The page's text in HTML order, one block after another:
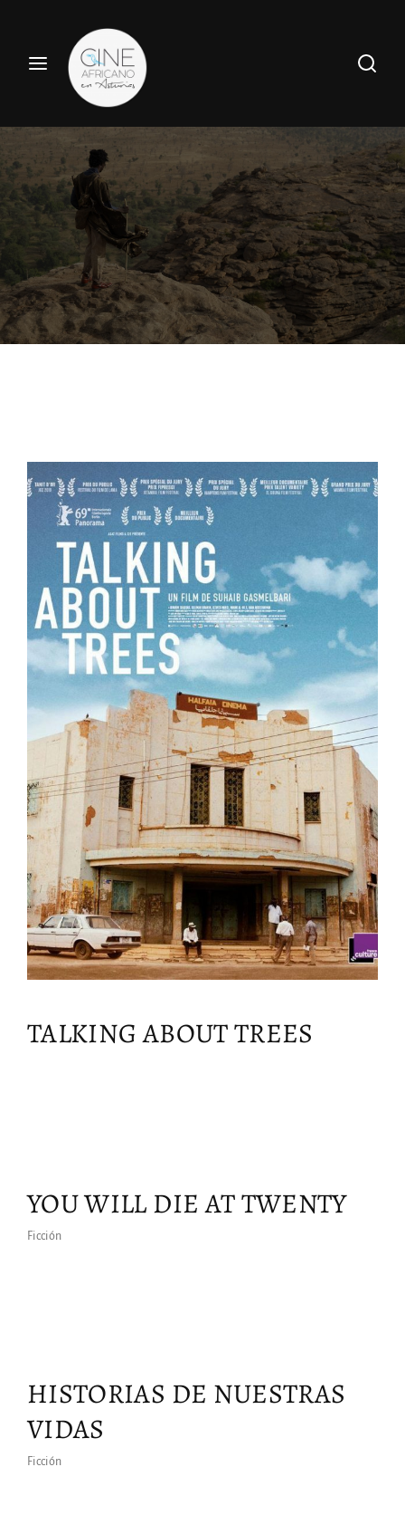
TALKING ABOUT TREES
YOU WILL DIE AT TWENTY
Ficción
HISTORIAS DE NUESTRAS
VIDAS
Ficción
Pulsa Enter / Return para realizar tu búsqueda.
Entrar
Contraseña
ENTRAR
By signing in, you agree toour terms and conditionsand our
privacy policy
.